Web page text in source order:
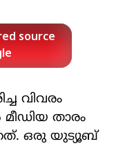
source
വിവരം
താരം
ഒരു യുട്യൂബ്